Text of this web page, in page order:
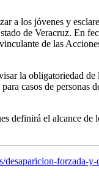
a los jóvenes y
de Veracruz. En
de las
la obligatoriedad
casos de personas
el alcance
forzada-